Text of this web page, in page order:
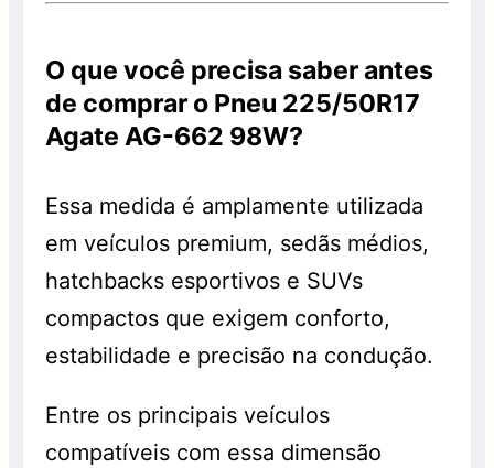
O que você precisa saber antes
de comprar o Pneu 225/50R17
Agate AG-662 98W?
Essa medida é amplamente utilizada
em veículos premium, sedãs médios,
hatchbacks esportivos e SUVs
compactos que exigem conforto,
estabilidade e precisão na condução.
Entre os principais veículos
compatíveis com essa dimensão